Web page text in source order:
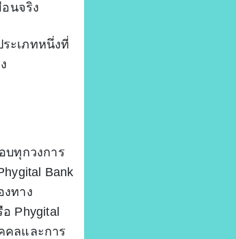
นจริง
ะเภทหนึ่งที่
บทุกวงการ
Bank
ทาง
Phygital
คลและการ